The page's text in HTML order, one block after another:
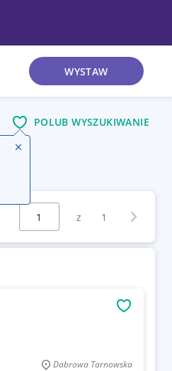
WYSTAW
POLUB WYSZUKIWANIE
Wybierz stronę:
z 1
Dabrowa Tarnowska
Zamknij wskazówkę